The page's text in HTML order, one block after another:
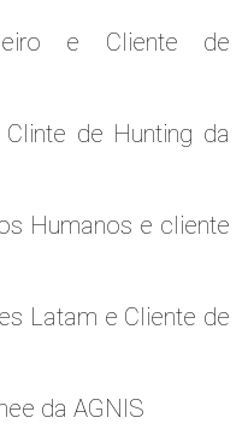
e Cliente de
de Hunting da
Humanos e cliente
Latam e Cliente de
da AGNIS